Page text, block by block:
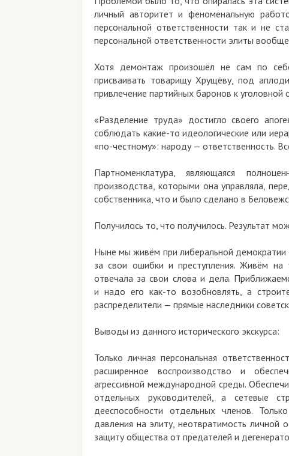
личный авторитет и феноменальную
персональной ответственности так и не
персональной ответственности элиты
Хотя демонтаж произошёл не сам по
присваивать товарищу Хрущёву, под
привлечение партийных баронов к уголовной
«Разделение труда» достигло своего
соблюдать какие-то идеологические или
«по-честному»: народу — ответственность.
Партноменклатура, являющаяся
производства, которыми она управляла,
собственника, что и было сделано в
Получилось то, что получилось. Результат
Ныне мы живём при либеральной демократии
за свои ошибки и преступления. Живём
отвечала за свои слова и дела.
и надо его как-то возобновлять, а
распределители — прямые наследники
Выводы из данного исторического экскурса:
Только личная персональная
расширенное воспроизводство и
агрессивной международной среды.
отдельных руководителей, а сетевые
дееспособности отдельных членов.
давления на элиту, неотвратимость личной
защиту общества от предателей и